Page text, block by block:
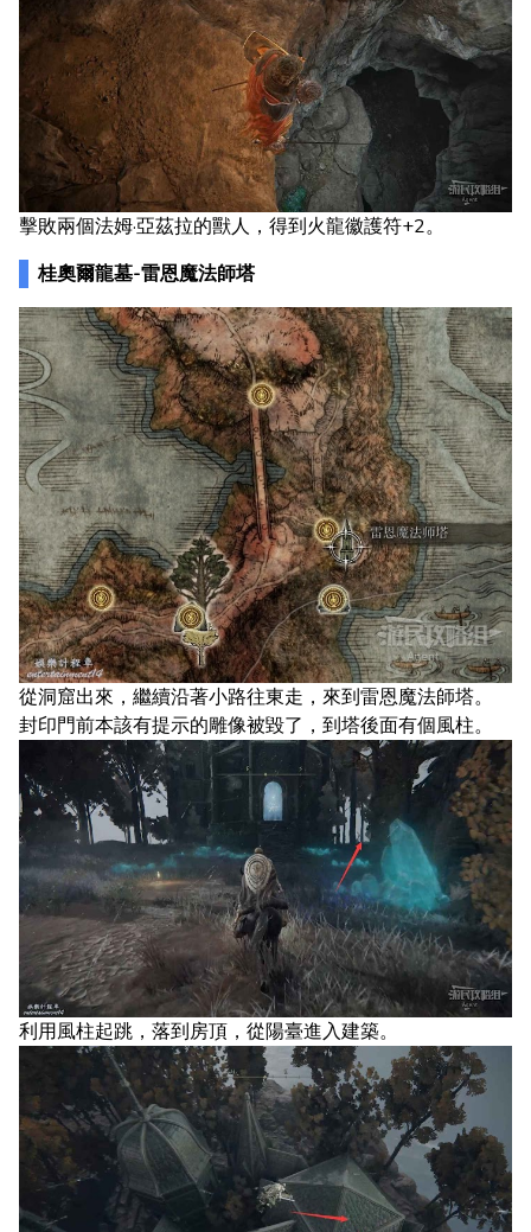
擊敗兩個法姆·亞茲拉的獸人，得到火龍徽護符+2。
桂奧爾龍墓-雷恩魔法師塔
從洞窟出來，繼續沿著小路往東走，來到雷恩魔法師塔。
封印門前本該有提示的雕像被毀了，到塔後面有個風柱。
利用風柱起跳，落到房頂，從陽臺進入建築。